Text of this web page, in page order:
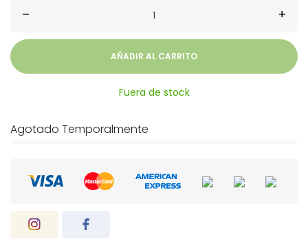
– +
AÑADIR AL CARRITO
Fuera de stock
Agotado Temporalmente